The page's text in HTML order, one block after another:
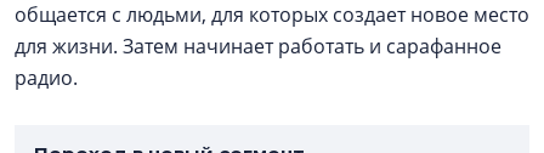
общается с людьми, для которых создает новое место
для жизни. Затем начинает работать и сарафанное
радио.